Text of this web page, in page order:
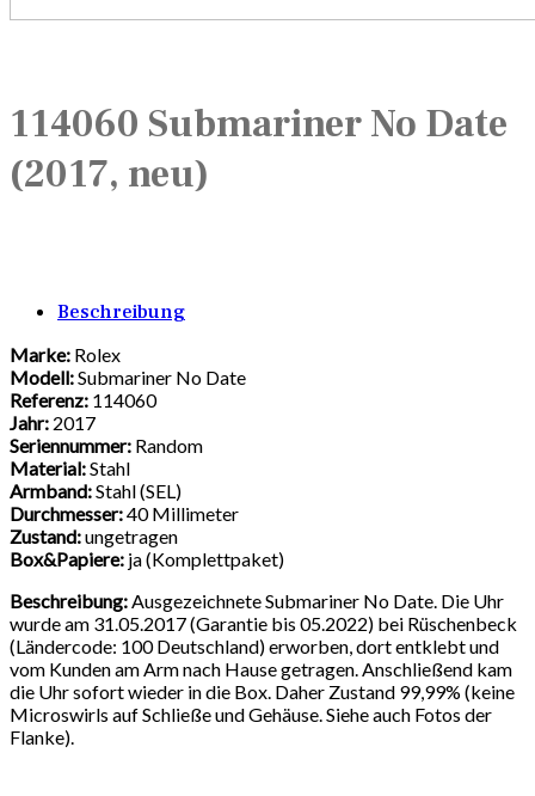
114060 Submariner No Date
(2017, neu)
Beschreibung
Marke: Rolex
Modell:Submariner No Date
Referenz: 114060
Jahr: 2017
Seriennummer: Random
Material:Stahl
Armband:Stahl (SEL)
Durchmesser:40 Millimeter
Zustand:ungetragen
Box&Papiere: ja (Komplettpaket)
Beschreibung:Ausgezeichnete Submariner No Date. Die Uhr
wurde am 31.05.2017 (Garantie bis 05.2022) bei Rüschenbeck
(Ländercode: 100 Deutschland) erworben, dort entklebt und
vom Kunden am Arm nach Hause getragen. Anschließend kam
die Uhr sofort wieder in die Box. Daher Zustand 99,99% (keine
Microswirls auf Schließe und Gehäuse. Siehe auch Fotos der
Flanke).